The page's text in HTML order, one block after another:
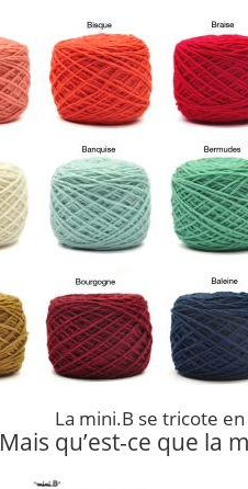
La mini.B se tricote
Mais qu’est-ce que la